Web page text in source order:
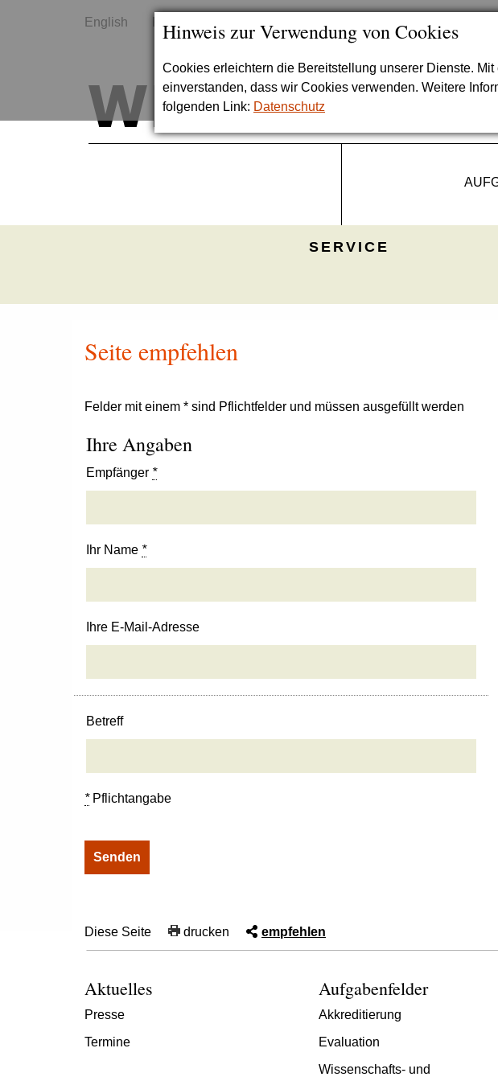
Hinweis zur Verwendung von Cookies
Cookies erleichtern die Bereitstellung unserer Dienste.
einverstanden, dass wir Cookies verwenden. Weitere
folgenden Link: Datenschutz
English
SERVICE
Seite empfehlen
Felder mit einem * sind Pflichtfelder und müssen ausgefüllt werden
Ihre Angaben
Empfänger *
Ihr Name *
Ihre E-Mail-Adresse
Betreff
*Pflichtangabe
Diese Seite drucken empfehlen
Aktuelles
Presse
Termine
Aufgabenfelder
Akkreditierung
Evaluation
Wissenschafts- und